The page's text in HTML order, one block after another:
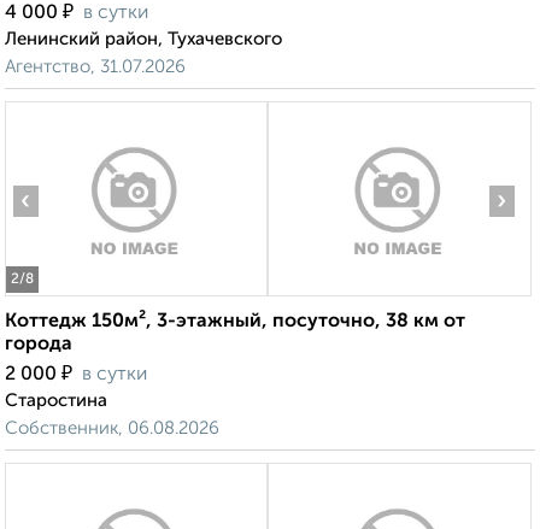
4 000 ₽ в сутки
Ленинский район, Тухачевского
Агентство, 31.07.2026
2/8
‹ ›
Коттедж 150м², 3-этажный, посуточно, 38 км от
города
2 000 ₽ в сутки
Старостина
Собственник, 06.08.2026